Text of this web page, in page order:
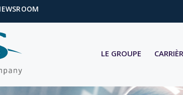
LE GROUPE